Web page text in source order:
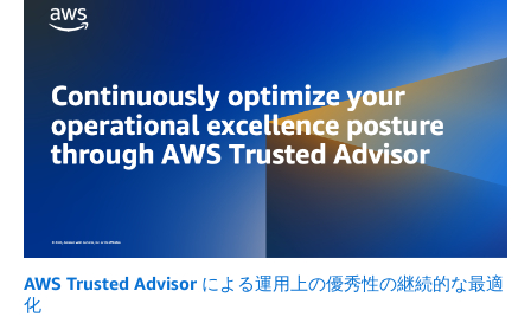
AWS Trusted Advisor による運用上の優秀性の継続的な最適
化